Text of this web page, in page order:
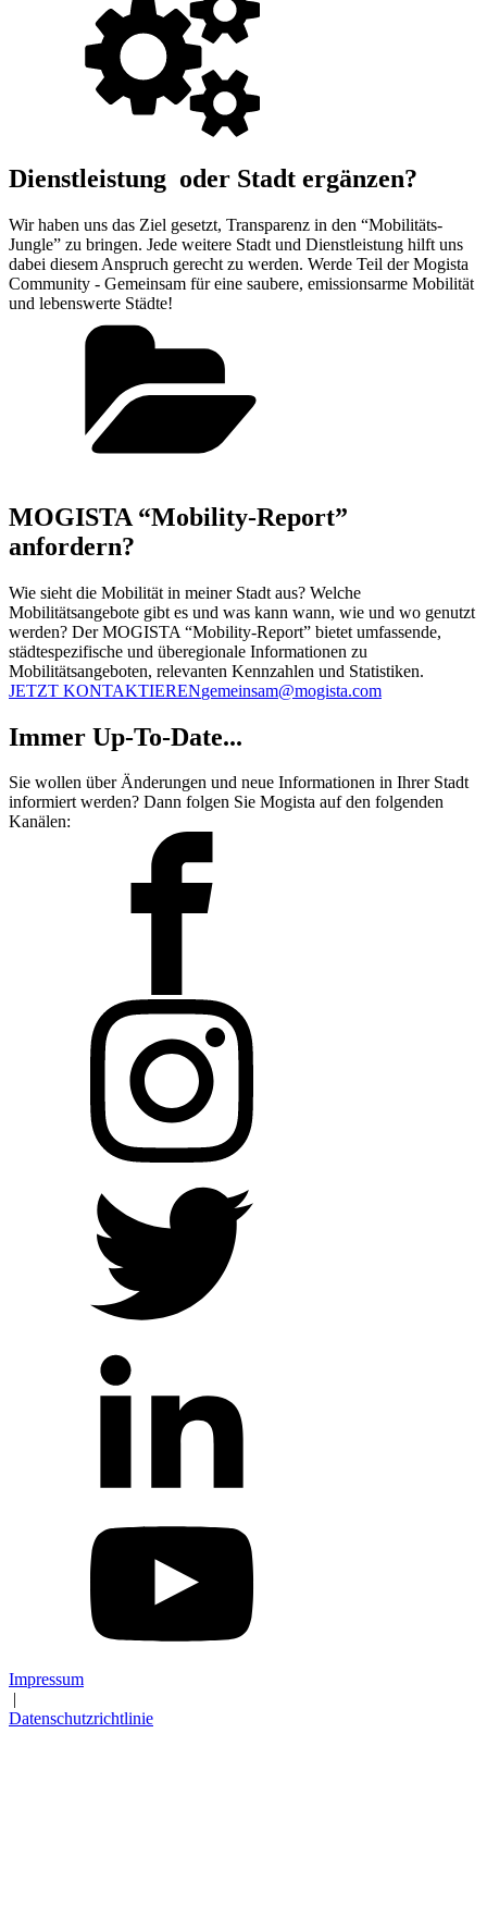
Dienstleistung oder Stadt ergänzen?
Wir haben uns das Ziel gesetzt, Transparenz in den “Mobilitäts-
Jungle” zu bringen. Jede weitere Stadt und Dienstleistung hilft uns
dabei diesem Anspruch gerecht zu werden. Werde Teil der Mogista
Community - Gemeinsam für eine saubere, emissionsarme Mobilität
und lebenswerte Städte!
MOGISTA “Mobility-Report”
anfordern?
Wie sieht die Mobilität in meiner Stadt aus? Welche
Mobilitätsangebote gibt es und was kann wann, wie und wo genutzt
werden? Der MOGISTA “Mobility-Report” bietet umfassende,
städtespezifische und überegionale Informationen zu
Mobilitätsangeboten, relevanten Kennzahlen und Statistiken.
JETZT KONTAKTIERENgemeinsam@mogista.com
Immer Up-To-Date...
Sie wollen über Änderungen und neue Informationen in Ihrer Stadt
informiert werden? Dann folgen Sie Mogista auf den folgenden
Kanälen:
Impressum
Datenschutzrichtlinie